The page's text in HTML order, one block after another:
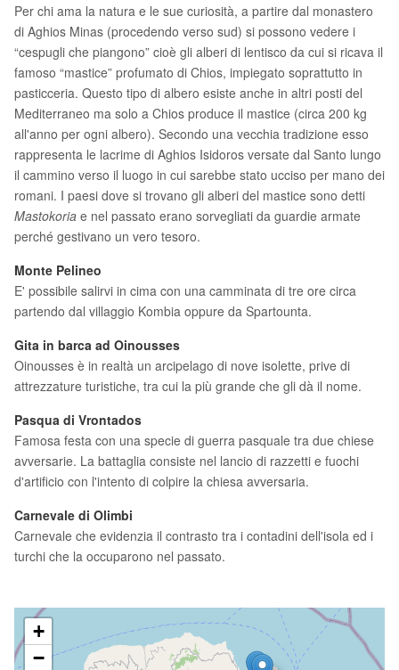
Per chi ama la natura e le sue curiosità, a partire dal monastero
di Aghios Minas (procedendo verso sud) si possono vedere i
“cespugli che piangono” cioè gli alberi di lentisco da cui si ricava il
famoso “mastice” profumato di Chios, impiegato soprattutto in
pasticceria. Questo tipo di albero esiste anche in altri posti del
Mediterraneo ma solo a Chios produce il mastice (circa 200 kg
all'anno per ogni albero). Secondo una vecchia tradizione esso
rappresenta le lacrime di Aghios Isidoros versate dal Santo lungo
il cammino verso il luogo in cui sarebbe stato ucciso per mano dei
romani. I paesi dove si trovano gli alberi del mastice sono detti
Mastokoria e nel passato erano sorvegliati da guardie armate
perché gestivano un vero tesoro.
Monte Pelineo
E' possibile salirvi in cima con una camminata di tre ore circa
partendo dal villaggio Kombia oppure da Spartounta.
Gita in barca ad Oinousses
Oinousses è in realtà un arcipelago di nove isolette, prive di
attrezzature turistiche, tra cui la più grande che gli dà il nome.
Pasqua di Vrontados
Famosa festa con una specie di guerra pasquale tra due chiese
avversarie. La battaglia consiste nel lancio di razzetti e fuochi
d'artificio con l'intento di colpire la chiesa avversaria.
Carnevale di Olimbi
Carnevale che evidenzia il contrasto tra i contadini dell'isola ed i
turchi che la occuparono nel passato.
+
−